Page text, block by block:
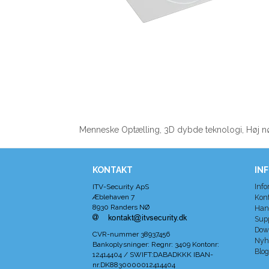
Menneske Optælling, 3D dybde teknologi, Høj
KONTAKT
ITV-Security ApS
Æblehaven 7
8930 Randers NØ
CVR-nummer38937456
Bankoplysninger: Regnr: 3409 Kontonr:
12414404 / SWIFT:DABADKKK IBAN-
nr.DK8830000012414404
Blog